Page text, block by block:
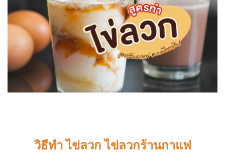
วิธีทำ ไข่ลวก ไข่ลวกร้านกาแฟ